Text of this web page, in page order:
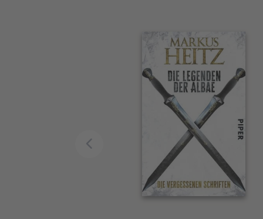
Interaktives
Slider-
Element